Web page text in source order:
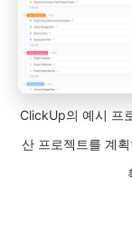
ClickUp의 예시 프
산 프로젝트를 계